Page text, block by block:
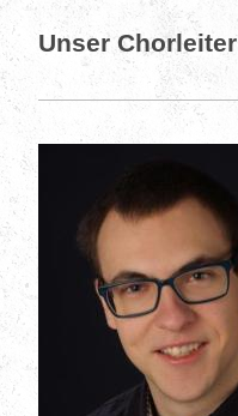
Unser Chorleiter